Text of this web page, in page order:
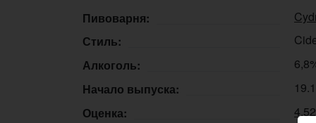
Пивоварня:
Стиль:
Алкоголь:
Начало выпуска:
Оценка: